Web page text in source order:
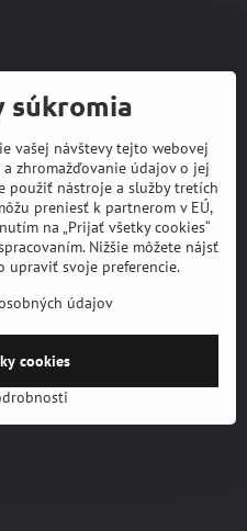
súkromia
vašej návštevy tejto webovej
zhromažďovanie údajov o jej
použiť nástroje a služby tretích
preniesť k partnerom v EÚ,
na „Prijať všetky cookies“
Nižšie môžete nájsť
upraviť svoje preferencie.
údajov
cookies